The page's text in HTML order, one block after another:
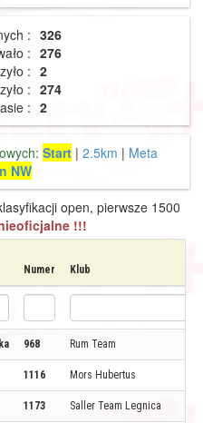
: 326
: 276
: 2
: 274
: 2
Start | 2.5km | Meta
NW
open, pierwsze 1500
!!!
Numer Klub
968 Rum Team
1116 Mors Hubertus
1173 Saller Team Legnica